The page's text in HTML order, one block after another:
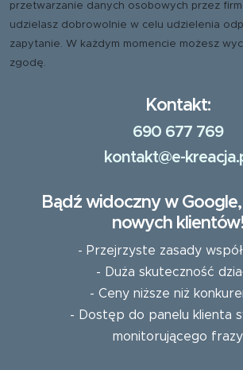
przetwarzanie danych osobowych przez
udzielasz dobrowolnie w celu udzielenia
zapytanie. W każdym momencie możesz
zgodę.
Kontakt:
690 677 769
kontakt@e-
Bądź widoczny w
nowych klientów!
- Przejrzyste zasady
- Duża skuteczność
- Ceny niższe niż
- Dostęp do panelu klienta
monitorującego frazy